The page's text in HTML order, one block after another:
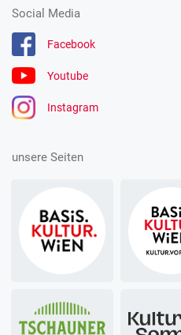
Social Media
Facebook
Youtube
Instagram
unsere Seiten